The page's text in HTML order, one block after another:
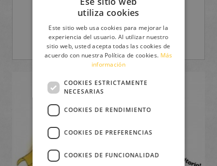
ITALIAN
ENGLISH
FRENCH
SPANISH
HUNGARIAN
PORTUGUESE
utiliza cookies
Este sitio web usa cookies para mejorar la
experiencia del usuario. Al utilizar nuestro
sitio web, usted acepta todas las cookies de
acuerdo con nuestra Política de cookies. Más
información
COOKIES ESTRICTAMENTE
NECESARIAS
COOKIES DE RENDIMIENTO
COOKIES DE PREFERENCIAS
COOKIES DE FUNCIONALIDAD